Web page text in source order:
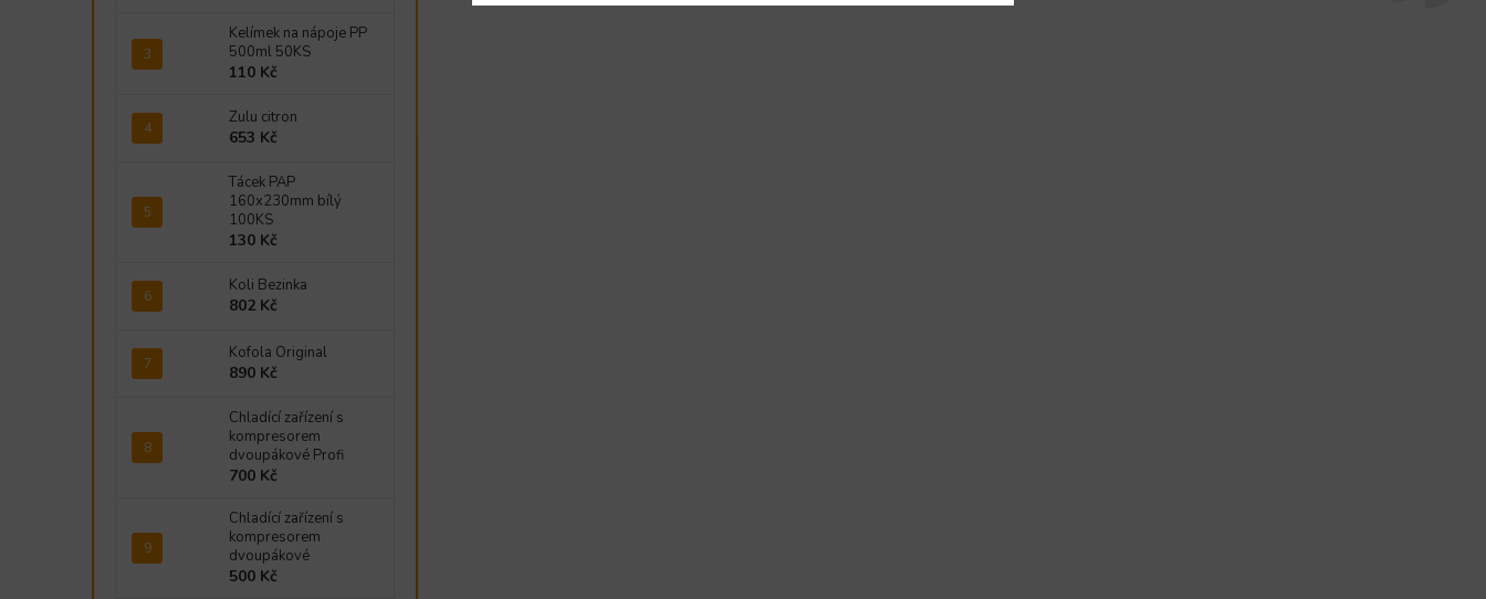
Kelímek na nápoje PP
500ml 50KS
110 Kč
Zulu citron
653 Kč
Tácek PAP
160x230mm bílý
100KS
130 Kč
Koli Bezinka
802 Kč
Kofola Original
890 Kč
Chladící zařízení s
kompresorem
dvoupákové Profi
700 Kč
Chladící zařízení s
kompresorem
dvoupákové
500 Kč